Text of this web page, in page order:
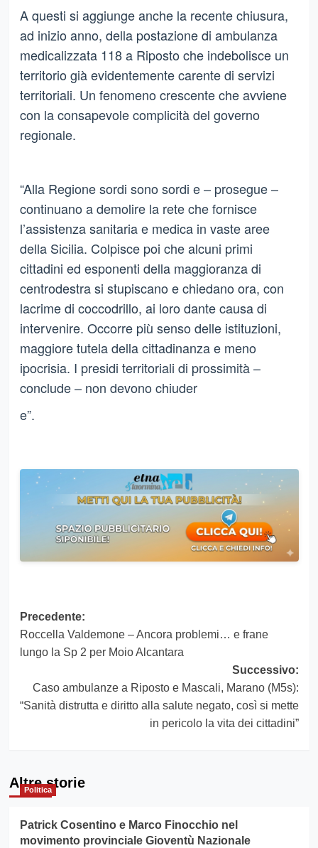
A questi si aggiunge anche la recente chiusura,
ad inizio anno, della postazione di ambulanza
medicalizzata 118 a Riposto che indebolisce un
territorio già evidentemente carente di servizi
territoriali. Un fenomeno crescente che avviene
con la consapevole complicità del governo
regionale.
“Alla Regione sordi sono sordi e – prosegue –
continuano a demolire la rete che fornisce
l’assistenza sanitaria e medica in vaste aree
della Sicilia. Colpisce poi che alcuni primi
cittadini ed esponenti della maggioranza di
centrodestra si stupiscano e chiedano ora, con
lacrime di coccodrillo, ai loro dante causa di
intervenire. Occorre più senso delle istituzioni,
maggiore tutela della cittadinanza e meno
ipocrisia. I presidi territoriali di prossimità –
conclude – non devono chiuder
e”.
Navigazione
articolo
Precedente:
Roccella Valdemone – Ancora problemi… e frane
lungo la Sp 2 per Moio Alcantara
Successivo:
Caso ambulanze a Riposto e Mascali, Marano (M5s):
“Sanità distrutta e diritto alla salute negato, così si mette
in pericolo la vita dei cittadini”
Altre storie
Politica
Patrick Cosentino e Marco Finocchio nel
movimento provinciale Gioventù Nazionale